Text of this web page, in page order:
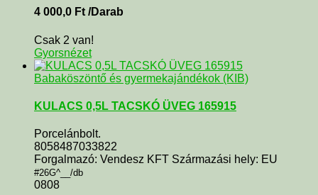
4 000,0 Ft /Darab
Csak 2 van!
Gyorsnézet
Babaköszöntő és gyermekajándékok (KIB)
KULACS 0,5L TACSKÓ ÜVEG 165915
Porcelánbolt.
8058487033822
Forgalmazó: Vendesz KFT Származási hely: EU
#26G^__/db
0808